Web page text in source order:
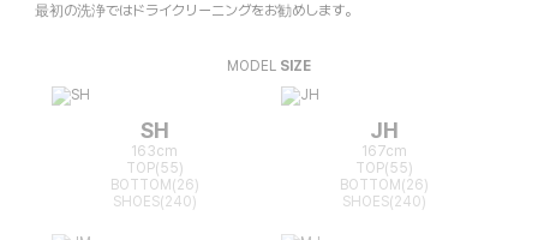
最初の洗浄ではドライクリーニングをお勧めします。
MODEL SIZE
SH
163cm
TOP(55)
BOTTOM(26)
SHOES(240)
JH
167cm
TOP(55)
BOTTOM(26)
SHOES(240)